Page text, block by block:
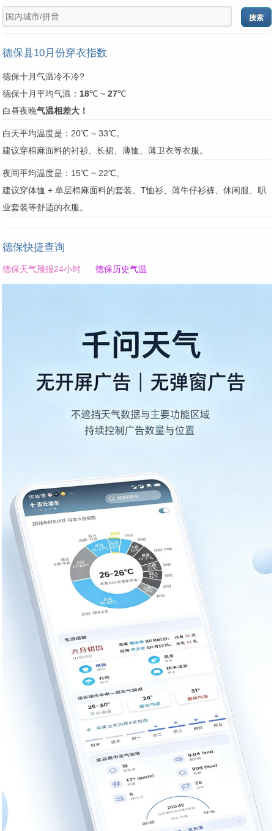
德保县10月份穿衣指数
德保十月气温冷不冷?
德保十月平均气温： 18℃ ~ 27℃
白昼夜晚气温相差大！
白天平均温度是：20℃ ~ 33℃。
建议穿棉麻面料的衬衫、长裙、薄恤、薄卫衣等衣服。
夜间平均温度是：15℃ ~ 22℃。
建议穿体恤 + 单层棉麻面料的套装、T恤衫、薄牛仔衫裤、休闲服、职
业套装等舒适的衣服。
德保快捷查询
德保天气预报24小时 德保历史气温